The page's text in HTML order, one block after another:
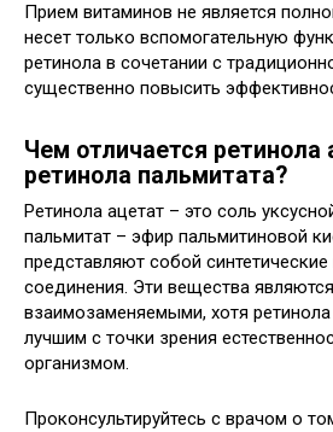
Прием витаминов не является
несет только вспомогательную
ретинола в сочетании с
существенно повысить
Чем отличается ретинола
ретинола пальмитата?
Ретинола ацетат – это соль
пальмитат – эфир пальмитиновой
представляют собой
соединения. Эти вещества являются
взаимозаменяемыми, хотя
лучшим с точки зрения
организмом.
Проконсультируйтесь с врачом о